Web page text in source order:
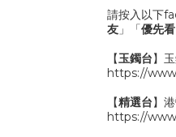
請按入以下
友 」「優先看
【玉鐲台】
https://
【精選台】
https://